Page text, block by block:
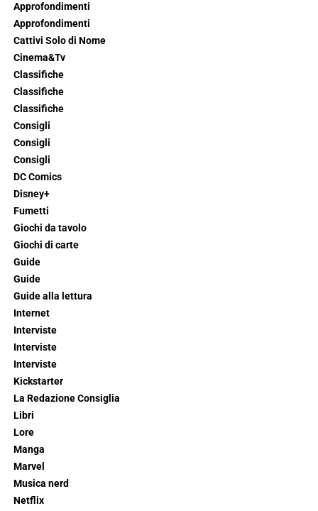
Approfondimenti
Approfondimenti
Cattivi Solo di Nome
Cinema&Tv
Classifiche
Classifiche
Classifiche
Consigli
Consigli
Consigli
DC Comics
Disney+
Fumetti
Giochi da tavolo
Giochi di carte
Guide
Guide
Guide alla lettura
Internet
Interviste
Interviste
Interviste
Kickstarter
La Redazione Consiglia
Libri
Lore
Manga
Marvel
Musica nerd
Netflix